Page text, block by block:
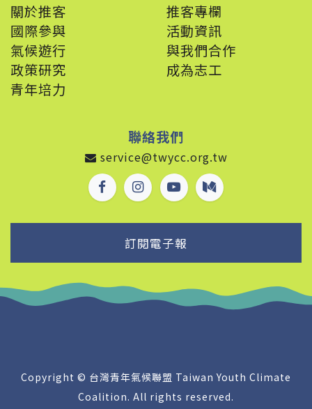
關於推客
國際參與
氣候遊行
政策研究
青年培力
推客專欄
活動資訊
與我們合作
成為志工
聯絡我們
service@twycc.org.tw
訂閱電子報
Copyright © 台灣青年氣候聯盟 Taiwan Youth Climate
Coalition. All rights reserved.